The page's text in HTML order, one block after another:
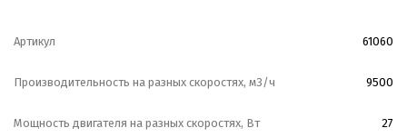
максимальной температуре и способны обеспечить
Интегрированный электродвигатель.
Лопасти из окрашенной в белый цвет листовой
Артикул 61060
Производительность на разных скоростях, м3/ч 9500
Мощность двигателя на разных скоростях, Вт 27